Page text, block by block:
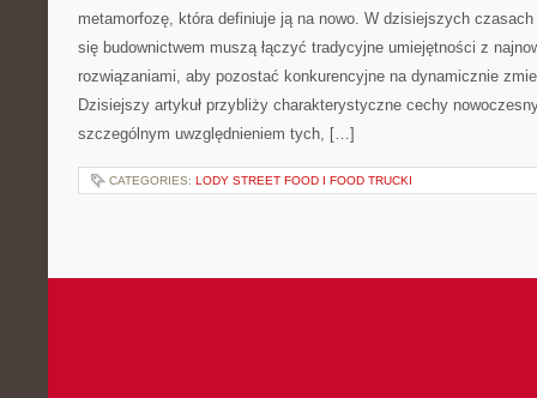
metamorfozę, która definiuje ją na nowo. W dzisiejszych
się budownictwem muszą łączyć tradycyjne umiejętności z
rozwiązaniami, aby pozostać konkurencyjne na dynamicznie
Dzisiejszy artykuł przybliży charakterystyczne cechy
szczególnym uwzględnieniem tych, […]
CATEGORIES: LODY STREET FOOD I FOOD TRUCKI